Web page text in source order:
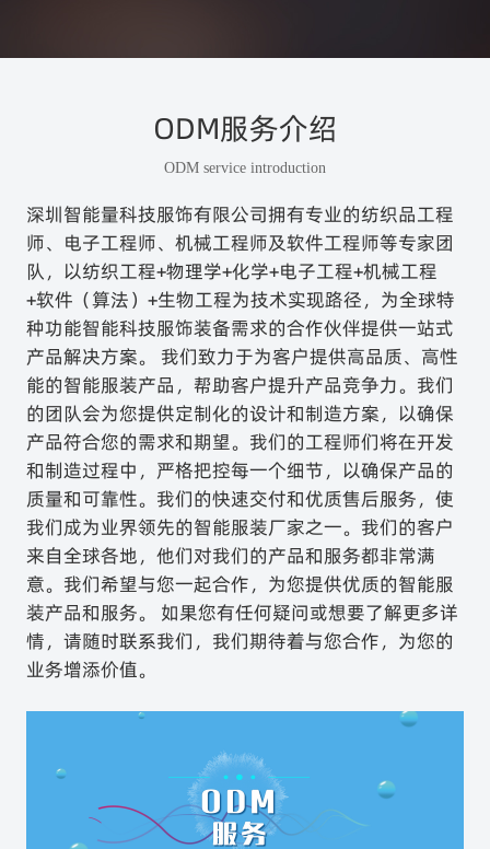
ODM服务介绍
ODM service introduction
深圳智能量科技服饰有限公司拥有专业的纺织品工程
师、电子工程师、机械工程师及软件工程师等专家团
队，以纺织工程+物理学+化学+电子工程+机械工程
+软件（算法）+生物工程为技术实现路径，为全球特
种功能智能科技服饰装备需求的合作伙伴提供一站式
产品解决方案。 我们致力于为客户提供高品质、高性
能的智能服装产品，帮助客户提升产品竞争力。我们
的团队会为您提供定制化的设计和制造方案，以确保
产品符合您的需求和期望。我们的工程师们将在开发
和制造过程中，严格把控每一个细节，以确保产品的
质量和可靠性。我们的快速交付和优质售后服务，使
我们成为业界领先的智能服装厂家之一。我们的客户
来自全球各地，他们对我们的产品和服务都非常满
意。我们希望与您一起合作，为您提供优质的智能服
装产品和服务。 如果您有任何疑问或想要了解更多详
情，请随时联系我们，我们期待着与您合作，为您的
业务增添价值。